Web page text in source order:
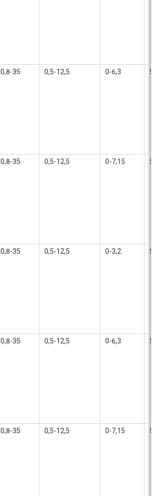
0,8-35 0,5-12,5 0-6,3
0,8-35 0,5-12,5 0-7,15
0,8-35 0,5-12,5 0-3,2
0,8-35 0,5-12,5 0-6,3
0,8-35 0,5-12,5 0-7,15